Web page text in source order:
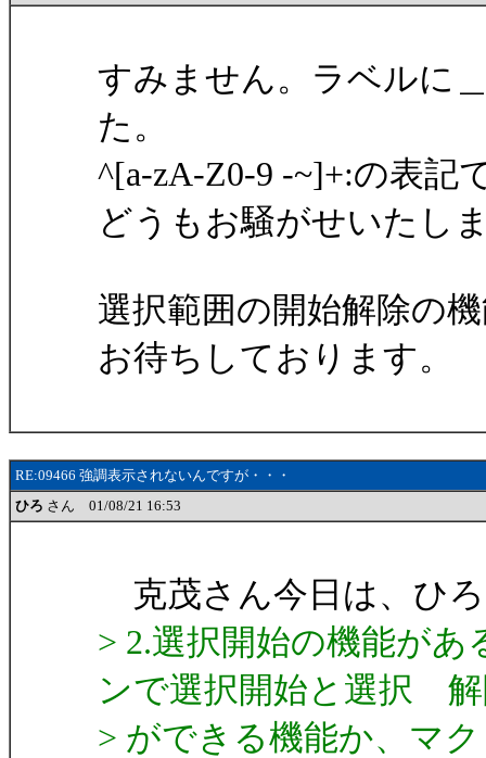
すみません。ラベルに
た。
^[a-zA-Z0-9 -~]+:の表記
どうもお騒がせいたし
選択範囲の開始解除の
お待ちしております。
RE:09466 強調表示されないんですが・・・
ひろ さん 01/08/21 16:53
克茂さん今日は、ひ
> 2.選択開始の機能が
ンで選択開始と選択
> ができる機能か、マ